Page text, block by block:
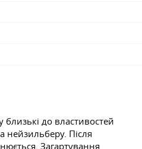
близькі до властивостей
нейзильберу. Після
Загартування